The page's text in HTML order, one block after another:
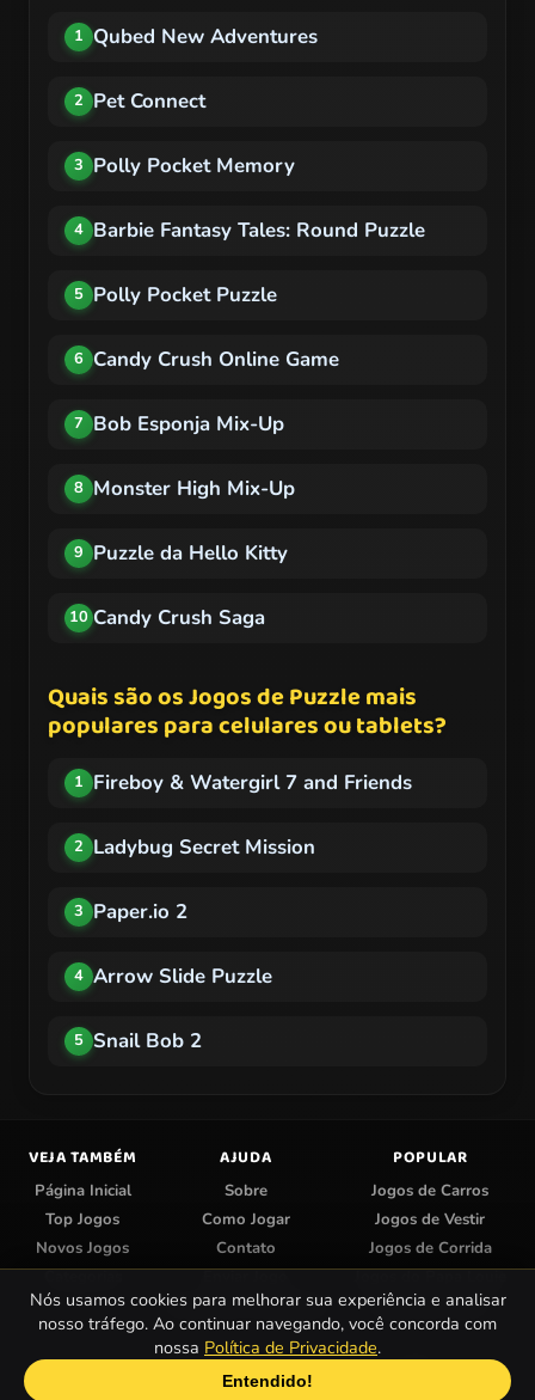
1 Qubed New Adventures
2 Pet Connect
3 Polly Pocket Memory
4 Barbie Fantasy Tales: Round Puzzle
5 Polly Pocket Puzzle
6 Candy Crush Online Game
7 Bob Esponja Mix-Up
8 Monster High Mix-Up
9 Puzzle da Hello Kitty
10 Candy Crush Saga
Quais são os Jogos de Puzzle mais
populares para celulares ou tablets?
1 Fireboy & Watergirl 7 and Friends
2 Ladybug Secret Mission
3 Paper.io 2
4 Arrow Slide Puzzle
5 Snail Bob 2
VEJA TAMBÉM
Página Inicial
Top Jogos
Novos Jogos
Categorias
AJUDA
Sobre
Como Jogar
Contato
Enviar Jogo
Centro de Privacidade
POPULAR
Jogos de Carros
Jogos de Vestir
Jogos de Corrida
Jogos do Papa Louie
Jogos de Colorir
© 2026 Papa Jogos — Jogos Online Grátis.
Nós usamos cookies para melhorar sua experiência e analisar
nosso tráfego. Ao continuar navegando, você concorda com
nossa Política de Privacidade.
Entendido!